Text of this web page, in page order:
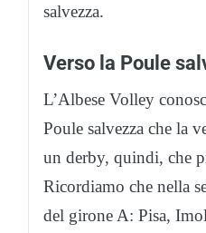
salvezza.
Verso la Poule
L’Albese Volley
Poule salvezza che la
un derby, quindi, che
Ricordiamo che nella
del girone A: Pisa,